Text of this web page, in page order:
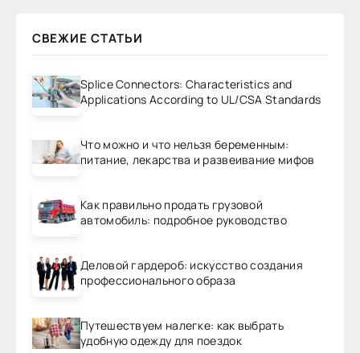
СВЕЖИЕ СТАТЬИ
Splice Connectors: Characteristics and
Applications According to UL/CSA Standards
Что можно и что нельзя беременным:
питание, лекарства и развеивание мифов
Как правильно продать грузовой
автомобиль: подробное руководство
Деловой гардероб: искусство создания
профессионального образа
Путешествуем налегке: как выбрать
удобную одежду для поездок